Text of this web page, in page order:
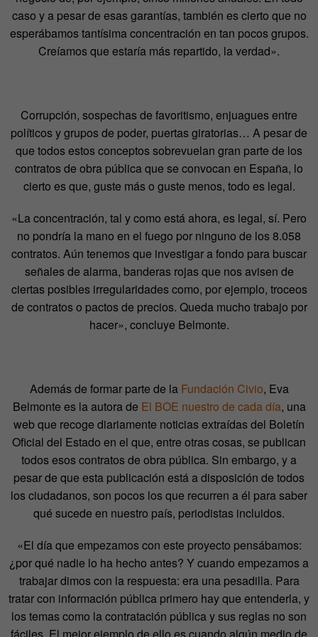
caso y a pesar de esas garantías, también es cierto que no
esperábamos tantísima concentración en tan pocos grupos.
Creíamos que estaría más repartido, la verdad».
Corrupción, sospechas de favoritismo, enjuagues entre
políticos y grupos de poder, puertas giratorias… A pesar de
que todos estos conceptos sobrevuelan gran parte de los
contratos de obra pública que se convocan en España, lo
cierto es que, guste más o guste menos, todo es legal.
«La concentración, tal y como está ahora, es legal, sí. Pero
no pondría la mano en el fuego por ninguno de los 8.058
contratos. Aún tenemos que investigar a fondo para buscar
señales de alarma, banderas rojas que nos avisen de
ciertas posibles irregularidades como, por ejemplo, troceos
de contratos o pactos de precios. Queda mucho trabajo por
hacer», concluye Belmonte.
Además de formar parte de la Fundación Civio, Eva
Belmonte es la autora de El BOE nuestro de cada día, una
web que recoge diariamente noticias extraídas del Boletín
Oficial del Estado en el que, entre otras cosas, se publican
todos esos contratos de obra pública. Sin embargo, y a
pesar de que esta publicación está a disposición de todos
los ciudadanos, son pocos los que recurren a él para saber
qué sucede en nuestro país, periodistas incluidos.
«El día que empezamos con este proyecto pensábamos:
¿por qué nadie lo ha hecho antes? Y cuando empezamos a
trabajar dimos con la respuesta: era una pesadilla. Para
tratar con información pública primero hay que entenderla, y
los temas como la contratación pública y sus reglas no son
fáciles. El mejor ejemplo de ello es cuando algún medio de